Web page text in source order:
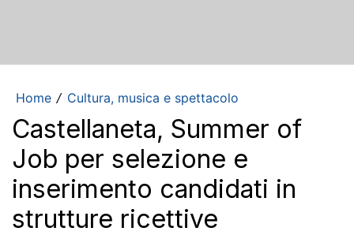
Home / Cultura, musica e spettacolo
Castellaneta, Summer of
Job per selezione e
inserimento candidati in
strutture ricettive